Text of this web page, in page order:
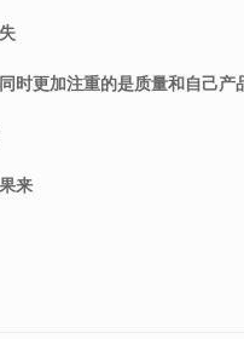
时更加注重的是质量和自己产
来